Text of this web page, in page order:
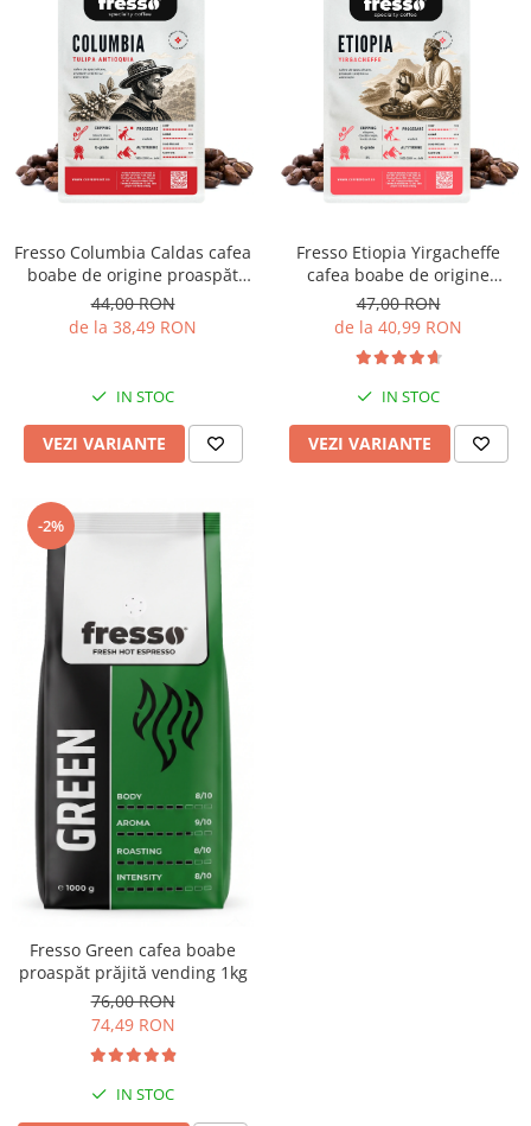
Fresso Columbia Caldas cafea
boabe de origine proaspăt
prăjită
44,00 RON
de la 38,49 RON
IN STOC
VEZI VARIANTE
Fresso Etiopia Yirgacheffe
cafea boabe de origine
proaspăt prăjită
47,00 RON
de la 40,99 RON
IN STOC
VEZI VARIANTE
-2%
Fresso Green cafea boabe
proaspăt prăjită vending 1kg
76,00 RON
74,49 RON
IN STOC